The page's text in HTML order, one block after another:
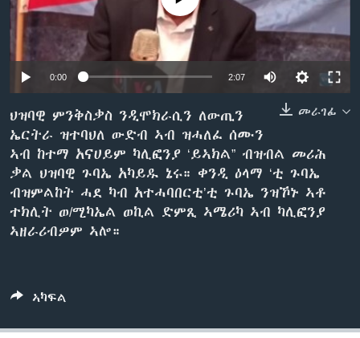
ቂሔ ጽልሚ
ቋንቋታት
0:00 2:07
መራገፊ
ህዝባዊ ምንቅስቃስ ንዲሞክራሲን ለውጢን
ኤርትራ ዝተባህለ ውድብ ኣብ ዝሓለፈ ሰሙን
ኣብ ከተማ አናሀይም ካሊፎንያ ‘ይኣክል” ብዝብል መሪሕ
ቃል ህዝባዊ ጉባኤ አካይዱ ኔሩ። ቀንዲ ዕላማ ‘ቲ ጉባኤ
ብዝምልከት ሓደ ካብ አተሓባበርቲ’ቲ ጉባኤ ንዝኾኑ ኣቶ
ተክሊት ወ/ሚካኤል ወኪል ድምጺ ኣሜሪካ ኣብ ካሊፎንያ
ኣዘራሪብዎም ኣሎ።
ኣካፍል